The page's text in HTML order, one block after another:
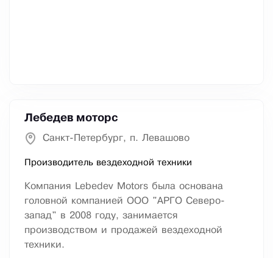
Лебедев моторс
Санкт-Петербург, п. Левашово
Производитель вездеходной техники
Компания Lebedev Motors была основана
головной компанией ООО "АРГО Северо-
запад" в 2008 году, занимается
производством и продажей вездеходной
техники.